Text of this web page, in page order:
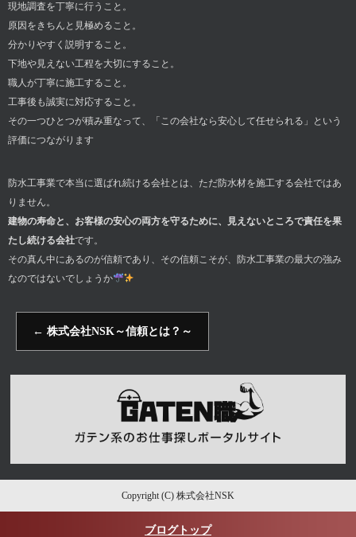
現地調査を丁寧に行うこと。
原因をきちんと見極めること。
分かりやすく説明すること。
下地や見えない工程を大切にすること。
職人が丁寧に施工すること。
工事後も誠実に対応すること。
その一つひとつが積み重なって、「この会社なら安心して任せられる」という
評価につながります
防水工事業で本当に選ばれ続ける会社とは、ただ防水材を施工する会社ではあ
りません。
建物の寿命と、お客様の安心の両方を守るために、見えないところで責任を果
たし続ける会社です。
その真ん中にあるのが信頼であり、その信頼こそが、防水工事業の最大の強み
なのではないでしょうか
← 株式会社NSK～信頼とは？～
Copyright (C) 株式会社NSK
ブログトップ